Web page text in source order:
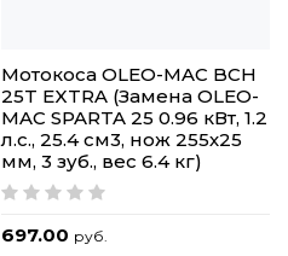
Мотокоса OLEO-MAC BCH
25T EXTRA (Замена OLEO-
MAC SPARTA 25 0.96 кВт, 1.2
л.с., 25.4 см3, нож 255х25
мм, 3 зуб., вес 6.4 кг)
697.00 руб.